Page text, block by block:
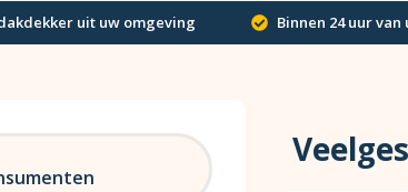
uit uw omgeving Binnen 24 uur